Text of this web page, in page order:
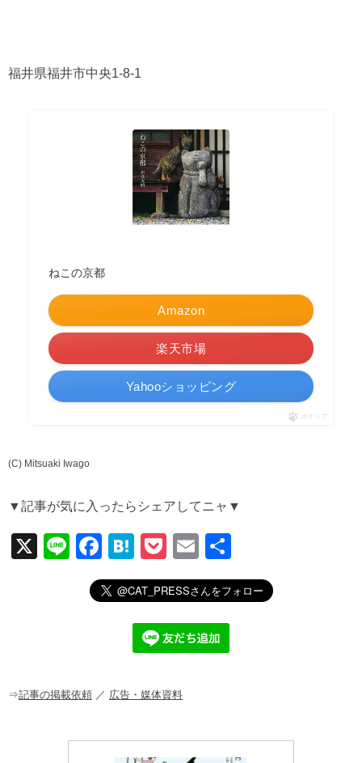
福井県福井市中央1-8-1
ねこの京都
Amazon
楽天市場
Yahooショッピング
ポチップ
(C) Mitsuaki Iwago
▼記事が気に入ったらシェアしてニャ▼
X
Li
F
a
c
o
H
at
e
n
a
P
o
ck
et
E
m
ail
有
⇒記事の掲載依頼 ／ 広告・媒体資料